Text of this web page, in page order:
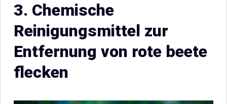
3. Chemische
Reinigungsmittel zur
Entfernung von rote beete
flecken